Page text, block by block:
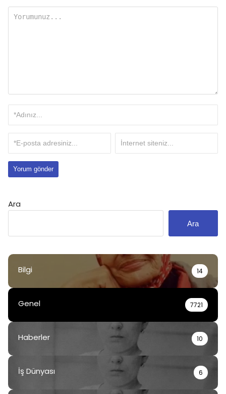
Ara
Ara
Bilgi 14
Genel 7721
Haberler 10
İş Dünyası 6